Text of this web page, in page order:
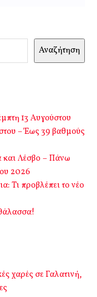
Αναζήτηση
13 Αυγούστου
– Έως 39 βαθμούς
και Λέσβο – Πάνω
2026
Τι προβλέπει το νέο
χαρές σε Γαλατινή,